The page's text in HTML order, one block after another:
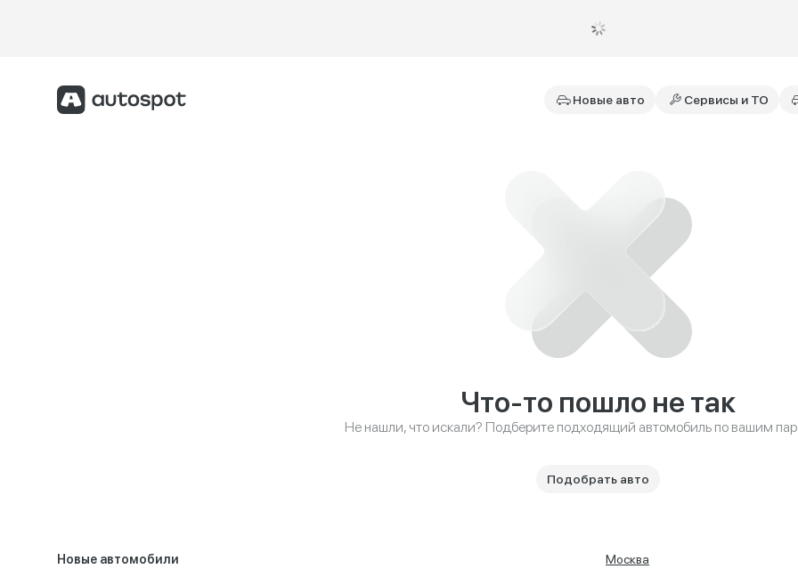
Новые авто Сервисы и ТО
Что-то пошло не так
Не нашли, что искали? Подберите подходящий автомобиль по вашим
Подобрать авто
Новые автомобили
Москва